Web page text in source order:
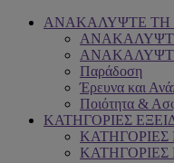
ΑΝΑΚΑΛΥΨΤΕ ΤΗ
Παράδοση
Έρευνα και
Ποιότητα &
ΚΑΤΗΓΟΡΙΕΣ
ΚΑΤΗΓΟΡΙΕΣ
ΚΑΤΗΓΟΡΙΕΣ